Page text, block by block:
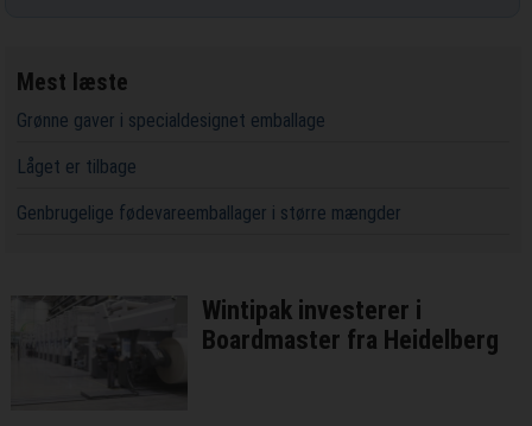
Mest læste
Grønne gaver i specialdesignet emballage
Låget er tilbage
Genbrugelige fødevareemballager i større mængder
Wintipak investerer i
Boardmaster fra Heidelberg